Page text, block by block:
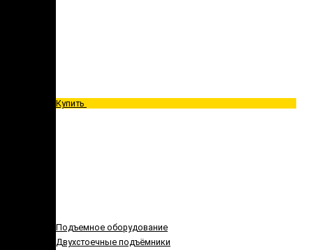
Купить
Подъемное оборудование
Двухстоечные подъёмники